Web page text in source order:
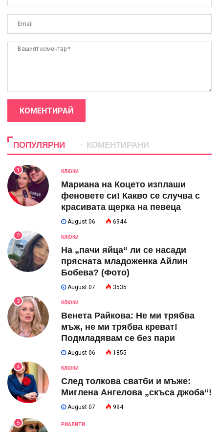
КОМЕНТИРАЙ
ПОПУЛЯРНИ КОМЕНТИРАНИ
1 КЛЮКИ
Мариана на Коцето изплаши
феновете си! Какво се случва с
красивата щерка на певеца
August 06 6944
2 КЛЮКИ
На „пачи яйца“ ли се насади
прясната младоженка Айлин
Бобева? (Фото)
August 07 3535
3 КЛЮКИ
Венета Райкова: Не ми трябва
мъж, не ми трябва креват!
Подмладявам се без пари
August 06 1855
4 КЛЮКИ
След толкова сватби и мъже:
Миглена Ангелова „скъса джоба“!
August 07 994
5 РИАЛИТИ